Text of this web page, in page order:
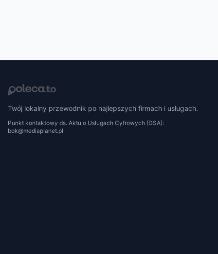
Twój lokalny przewodnik po najlepszych firmach i usługach.
Punkt kontaktowy ds. Aktu o Usługach Cyfrowych (DSA):
bok@mediaplanet.pl